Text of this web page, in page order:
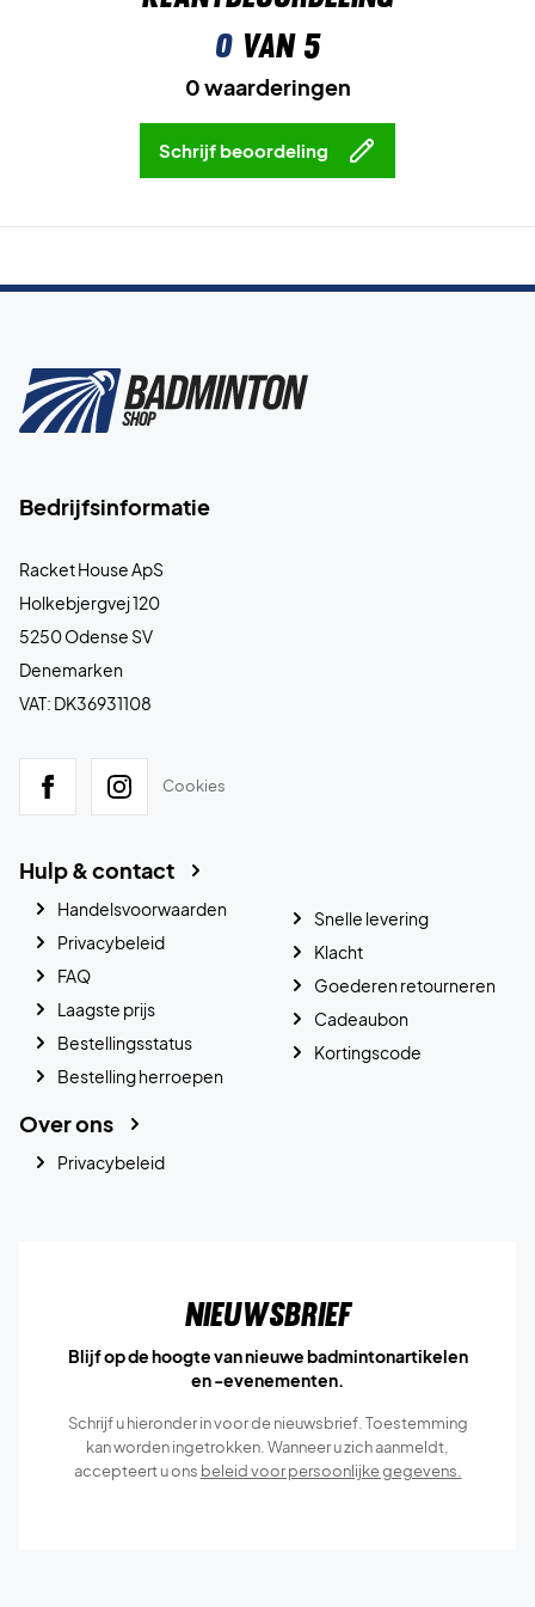
0van 5
0 waarderingen
Schrijf beoordeling
Bedrijfsinformatie
Racket House ApS
Holkebjergvej 120
5250 Odense SV
Denemarken
VAT: DK36931108
Cookies
Hulp & contact
Handelsvoorwaarden
Privacybeleid
FAQ
Laagste prijs
Bestellingsstatus
Bestelling herroepen
Snelle levering
Klacht
Goederen retourneren
Cadeaubon
Kortingscode
Over ons
Privacybeleid
Nieuwsbrief
Blijf op de hoogte van nieuwe badmintonartikelen
en -evenementen.
Schrijf u hieronder in voor de nieuwsbrief. Toestemming
kan worden ingetrokken. Wanneer u zich aanmeldt,
accepteert u ons beleid voor persoonlijke gegevens.